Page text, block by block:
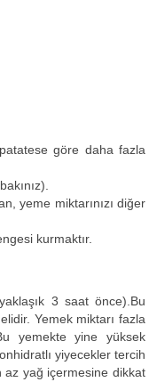
göre daha fazla
yeme miktarınızı diğer
kurmaktır.
3 saat önce).Bu
Yemek miktarı fazla
yemekte yine yüksek
yiyecekler tercih
yağ içermesine dikkat